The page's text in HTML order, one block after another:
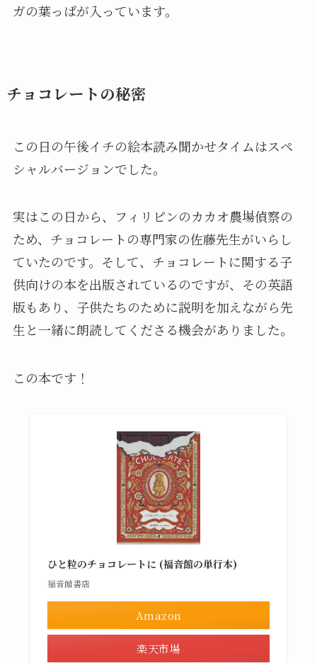
ガの葉っぱが入っています。
チョコレートの秘密
この日の午後イチの絵本読み聞かせタイムはスペ
シャルバージョンでした。
実はこの日から、フィリピンのカカオ農場偵察の
ため、チョコレートの専門家の佐藤先生がいらし
ていたのです。そして、チョコレートに関する子
供向けの本を出版されているのですが、その英語
版もあり、子供たちのために説明を加えながら先
生と一緒に朗読してくださる機会がありました。
この本です！
ひと粒のチョコレートに (福音館の単行本)
福音館書店
Amazon
楽天市場